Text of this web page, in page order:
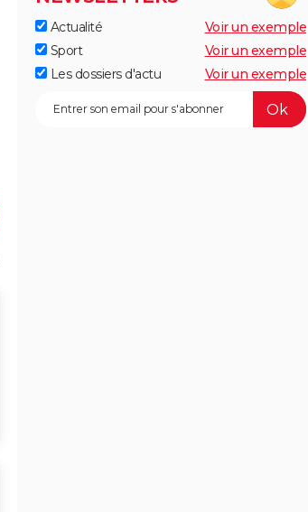
Actualité
Voir un exemple
Sport
Voir un exemple
Les dossiers d'actu
Voir un exemple